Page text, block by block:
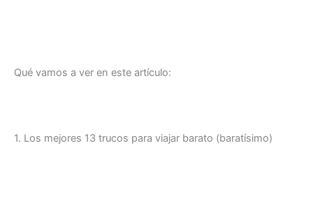
Qué vamos a ver en este artículo:
1. Los mejores 13 trucos para viajar barato (baratísimo)